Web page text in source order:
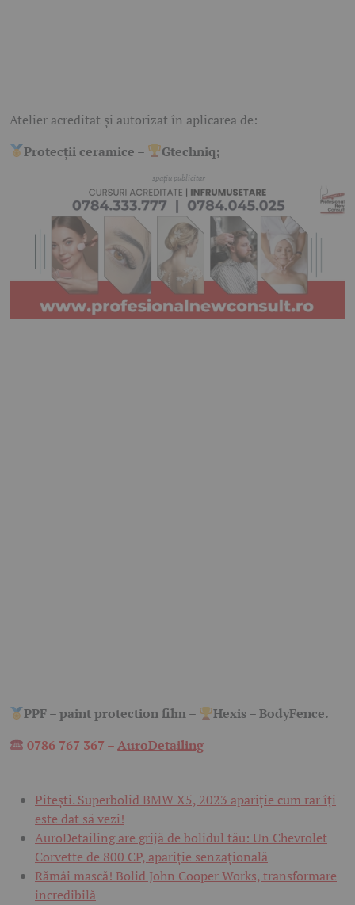
Atelier acreditat și autorizat în aplicarea de:
Protecții ceramice –
Gtechniq;
PPF – paint protection film –
Hexis – BodyFence.
0786 767 367 –AuroDetailing
Pitești. Superbolid BMW X5, 2023 apariție cum rar îți
este dat să vezi!
AuroDetailing are grijă de bolidul tău: Un Chevrolet
Corvette de 800 CP, apariție senzațională
Rămâi mască! Bolid John Cooper Works, transformare
incredibilă